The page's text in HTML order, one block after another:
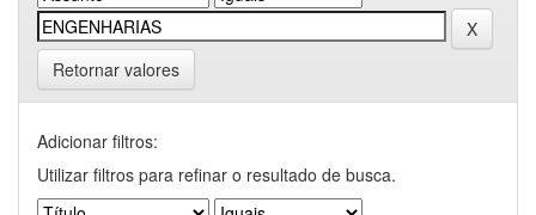
Retornar valores
Adicionar filtros:
Utilizar filtros para refinar o resultado de busca.